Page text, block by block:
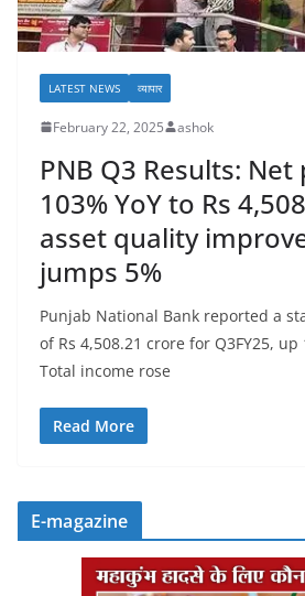
LATEST NEWS व्यापार
February 22, 2025 ashok
PNB Q3 Results:
103% YoY to Rs
asset quality
jumps 5%
Punjab National Bank reported a
of Rs 4,508.21 crore for Q3FY25,
Total income rose
Read More
E-magazine